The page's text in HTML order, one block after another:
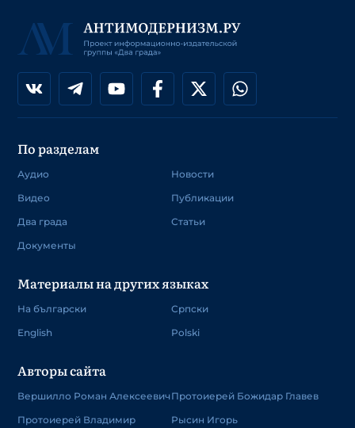
По разделам
Аудио
Видео
Два града
Документы
Новости
Публикации
Статьи
Материалы на других языках
На български
English
Српски
Polski
Авторы сайта
Вершилло Роман Алексеевич
Протоиерей Владимир
Протоиерей Божидар Главев
Рысин Игорь